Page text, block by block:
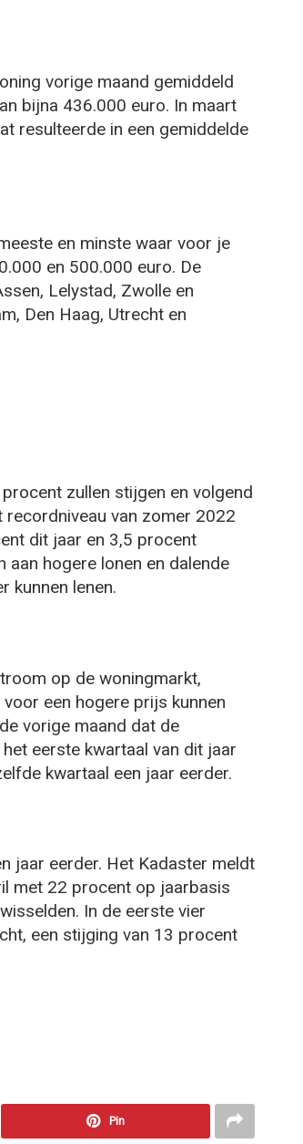
vorige maand gemiddeld
bijna 436.000 euro. In maart
resulteerde in een gemiddelde
en minste waar voor je
en 500.000 euro. De
Lelystad, Zwolle en
Den Haag, Utrecht en
zullen stijgen en volgend
van zomer 2022
dit jaar en 3,5 procent
hogere lonen en dalende
kunnen lenen.
op de woningmarkt,
een hogere prijs kunnen
vorige maand dat de
eerste kwartaal van dit jaar
kwartaal een jaar eerder.
jaar eerder. Het Kadaster meldt
met 22 procent op jaarbasis
In de eerste vier
een stijging van 13 procent
Pin